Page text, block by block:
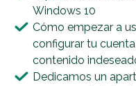
Windows 10
Cómo empezar a
configurar tu
contenido
Dedicamos un